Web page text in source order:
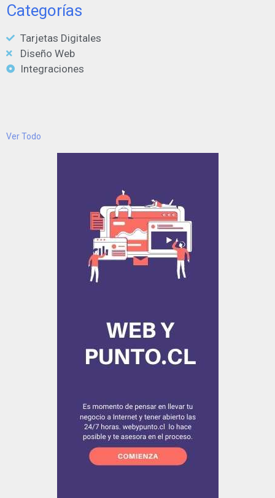
Categorías
Tarjetas Digitales
Diseño Web
Integraciones
Ver Todo